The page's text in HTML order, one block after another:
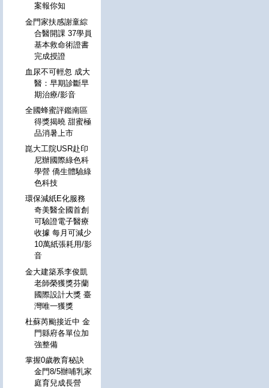
案報你知
金門家扶感謝童綜
合醫開課 37學員
基本救命術證書
完成授證
血尿不可輕忽 成大
醫：早期診斷早
期治療/影音
全國蜂蜜評鑑南區
得獎揭曉 甜蜜極
品消暑上市
崑大工院USR赴印
尼辦國際綠色科
學營 僑生體驗綠
色科技
環保減紙E化服務
奇美醫全國首創
可驗證電子醫療
收據 每月可減少
10萬紙張耗用/影
音
金大建築系李俊凱
老師榮獲獎芬蘭
國際設計大獎 臺
灣唯一獲獎
杜蘇芮颱接近中 金
門縣府各單位加
強整備
掌握0歲教育秘訣
金門8/5辦哺乳家
庭育兒成長營